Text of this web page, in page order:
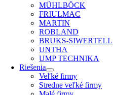
MÜHLBÖCK
FRIULMAC
MARTIN
ROBLAND
BRUKS-SIWERTELL
UNTHA
UMP TECHNIKA
Riešenia
Veľké firmy
Stredne veľké firmy